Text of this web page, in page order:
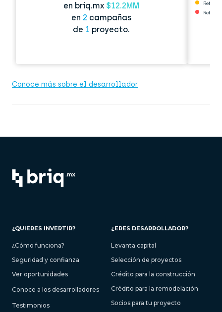
en briq.mx $12.2MM
en 2 campañas
de 1 proyecto.
Conoce más sobre el desarrollador
¿QUIERES INVERTIR?
¿Cómo funciona?
Seguridad y confianza
Ver oportunidades
Conoce a los desarrolladores
Testimonios
¿ERES DESARROLLADOR?
Levanta capital
Selección de proyectos
Crédito para la construcción
Crédito para la remodelación
Socios para tu proyecto